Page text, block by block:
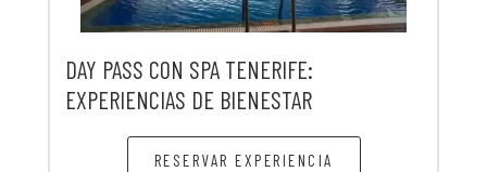
DAY PASS CON SPA TENERIFE:
EXPERIENCIAS DE BIENESTAR
RESERVAR EXPERIENCIA